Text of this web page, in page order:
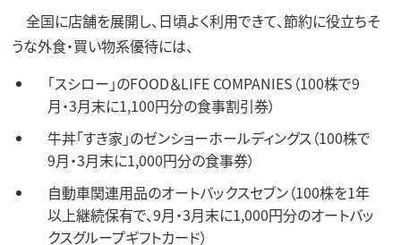
全国に店舗を展開し、日頃よく利用できて、節約に役立ちそ
うな外食・買い物系優待には、
「スシロー」のFOOD＆LIFE COMPANIES（100株で9
月・3月末に1,100円分の食事割引券）
牛丼「すき家」のゼンショーホールディングス（100株で
9月・3月末に1,000円分の食事券）
自動車関連用品のオートバックスセブン（100株を1年
以上継続保有で、9月・3月末に1,000円分のオートバッ
クスグループギフトカード）